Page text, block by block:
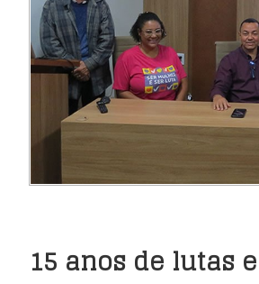
15 anos de lutas